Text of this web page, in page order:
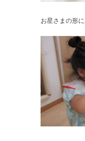
お星さまの形